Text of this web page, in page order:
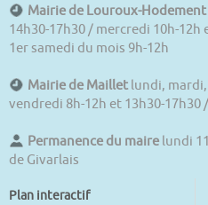
Mairie de Louroux-Hodement
14h30-17h30 / mercredi 10h-12h
1er samedi du mois 9h-12h
Mairie de Maillet lundi,
vendredi 8h-12h et 13h30-17h30
Permanence du maire lundi
de Givarlais
Plan interactif